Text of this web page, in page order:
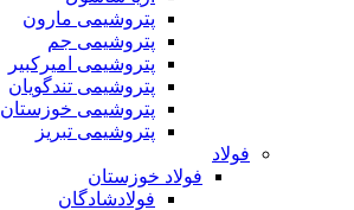
پتروشیمی مارون
پتروشیمی جم
پتروشیمی امیرکبیر
پتروشیمی تندگویان
پتروشیمی خوزستان
پتروشیمی تبریز
فولاد
فولاد خوزستان
فولادشادگان